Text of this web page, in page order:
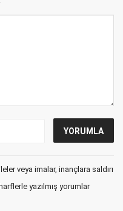
veya imalar, inançlara saldırı
yazılmış yorumlar